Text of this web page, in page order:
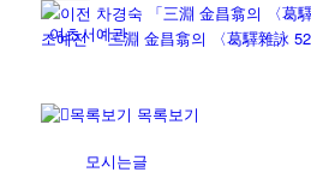
여초서예관
모시는글
차경숙 「三淵 金昌翕의 〈葛
조예진 「三淵 金昌翕의 〈葛驛雜詠
목록보기